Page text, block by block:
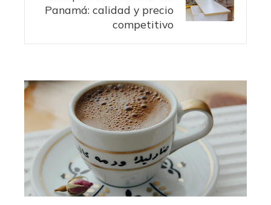
Panamá: calidad y precio
competitivo